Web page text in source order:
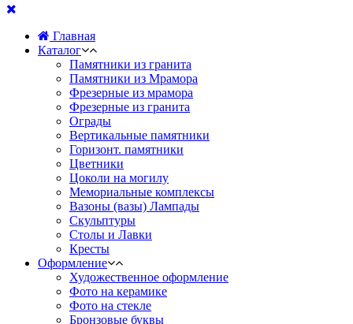
Главная
Каталог
Памятники из гранита
Памятники из Мрамора
Фрезерные из мрамора
Фрезерные из гранита
Ограды
Вертикальные памятники
Горизонт. памятники
Цветники
Цоколи на могилу
Мемориальные комплексы
Вазоны (вазы) Лампады
Скульптуры
Столы и Лавки
Кресты
Оформление
Художественное оформление
Фото на керамике
Фото на стекле
Бронзовые буквы